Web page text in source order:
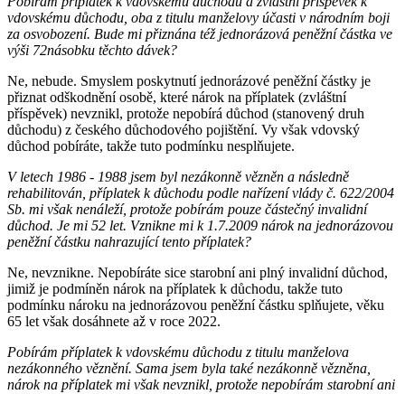
vdovskému důchodu, oba z titulu manželovy účasti v národním boji
za osvobození. Bude mi přiznána též jednorázová peněžní částka ve
výši 72násobku těchto dávek?
Ne, nebude. Smyslem poskytnutí jednorázové peněžní částky je
přiznat odškodnění osobě, které nárok na příplatek (zvláštní
příspěvek) nevznikl, protože nepobírá důchod (stanovený druh
důchodu) z českého důchodového pojištění. Vy však vdovský
důchod pobíráte, takže tuto podmínku nesplňujete.
V letech 1986 - 1988 jsem byl nezákonně vězněn a následně
rehabilitován, příplatek k důchodu podle nařízení vlády č. 622/2004
Sb. mi však nenáleží, protože pobírám pouze částečný invalidní
důchod. Je mi 52 let. Vznikne mi k 1.7.2009 nárok na jednorázovou
peněžní částku nahrazující tento příplatek?
Ne, nevznikne. Nepobíráte sice starobní ani plný invalidní důchod,
jimiž je podmíněn nárok na příplatek k důchodu, takže tuto
podmínku nároku na jednorázovou peněžní částku splňujete, věku
65 let však dosáhnete až v roce 2022.
Pobírám příplatek k vdovskému důchodu z titulu manželova
nezákonného věznění. Sama jsem byla také nezákonně vězněna,
nárok na příplatek mi však nevznikl, protože nepobírám starobní ani